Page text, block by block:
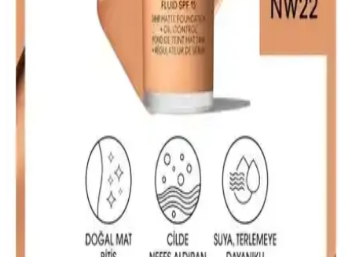
Mat Görünüm Fondötenleri: Pürüzsüz ve Doğal Bir
Cilt İçin Kullanım İpuçları ve Ürün Seçenekleri
Mat fondötenler, parlama yapmadan pürüzsüz ve doğal bir görünüm
sağlar. Doğru uygulama teknikleri ve ürün seçimiyle cildinizde kalıcı
ve sağlıklı bir mat görünüm elde edebilirsiniz.
Note Cosmetique ve Note Mattifying Fondöten
Karşılaştırması: Özellikler ve Kullanıcı Yorumları
İki fondötenin özellikleri, kullanıcı yorumları ve performansları
detaylı karşılaştırmasıyla, cilt tipinize uygun en iyi makyaj ürününü
seçmenize yardımcı oluyoruz.
Mac Fondötenleri Karşılaştırması: Studio Fix Fluid
SPF15 ve Studio Radiance Serum-powered Ürünleri